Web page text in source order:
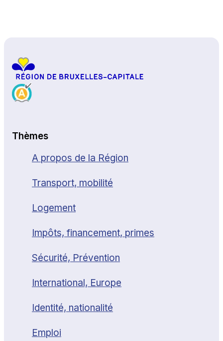
Thèmes
A propos de la Région
Transport, mobilité
Logement
Impôts, financement, primes
Sécurité, Prévention
International, Europe
Identité, nationalité
Emploi